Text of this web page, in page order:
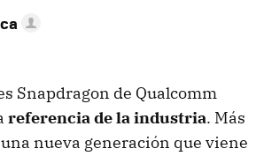
Snapdragon de Qualcomm
referencia de la industria. Más
nueva generación que viene